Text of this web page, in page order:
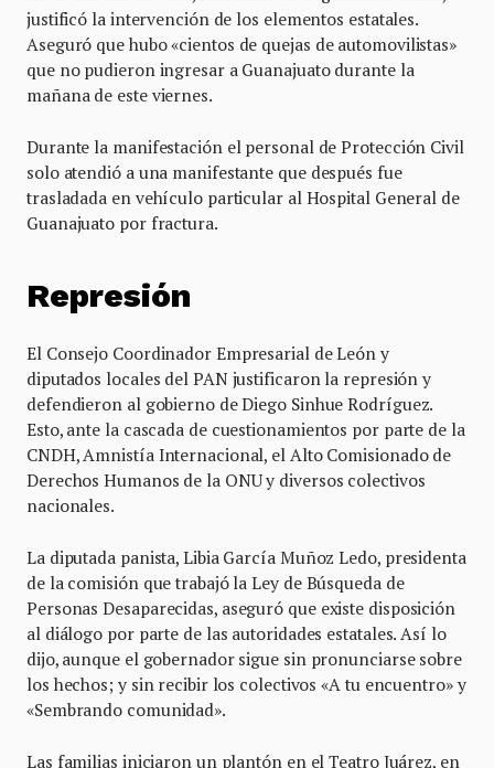
justificó la intervención de los elementos estatales.
Aseguró que hubo «cientos de quejas de automovilistas»
que no pudieron ingresar a Guanajuato durante la
mañana de este viernes.
Durante la manifestación el personal de Protección Civil
solo atendió a una manifestante que después fue
trasladada en vehículo particular al Hospital General de
Guanajuato por fractura.
Represión
El Consejo Coordinador Empresarial de León y
diputados locales del PAN justificaron la represión y
defendieron al gobierno de Diego Sinhue Rodríguez.
Esto, ante la cascada de cuestionamientos por parte de la
CNDH, Amnistía Internacional, el Alto Comisionado de
Derechos Humanos de la ONU y diversos colectivos
nacionales.
La diputada panista, Libia García Muñoz Ledo, presidenta
de la comisión que trabajó la Ley de Búsqueda de
Personas Desaparecidas, aseguró que existe disposición
al diálogo por parte de las autoridades estatales. Así lo
dijo, aunque el gobernador sigue sin pronunciarse sobre
los hechos; y sin recibir los colectivos «A tu encuentro» y
«Sembrando comunidad».
Las familias iniciaron un plantón en el Teatro Juárez, en